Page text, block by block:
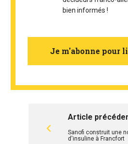
bien informés !
Je m'abonne pour
Article
Sanofi construit une
d'insuline à Francfort